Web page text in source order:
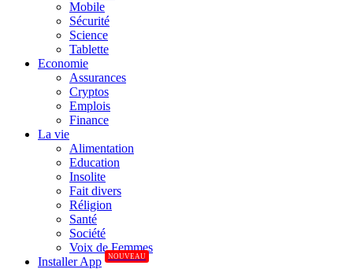
Mobile
Sécurité
Science
Tablette
Economie
Assurances
Cryptos
Emplois
Finance
La vie
Alimentation
Education
Insolite
Fait divers
Réligion
Santé
Société
Voix de Femmes
Installer App
NOUVEAU